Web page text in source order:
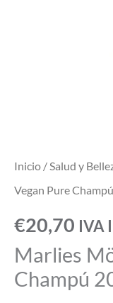
Inicio /Salud y
Vegan Pure
€20,70 IVA
Marlies
Champú